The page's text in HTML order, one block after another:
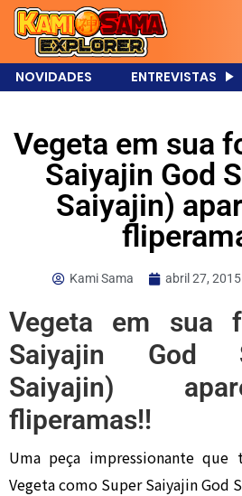
NOVIDADES ENTREVISTAS
Vegeta em sua
Saiyajin God
Saiyajin)
Kami Sama abril 27, 2015
Vegeta em sua
Saiyajin God
Saiyajin)
fliperamas!!
Uma peça impressionante
Vegeta como Super Saiyajin God